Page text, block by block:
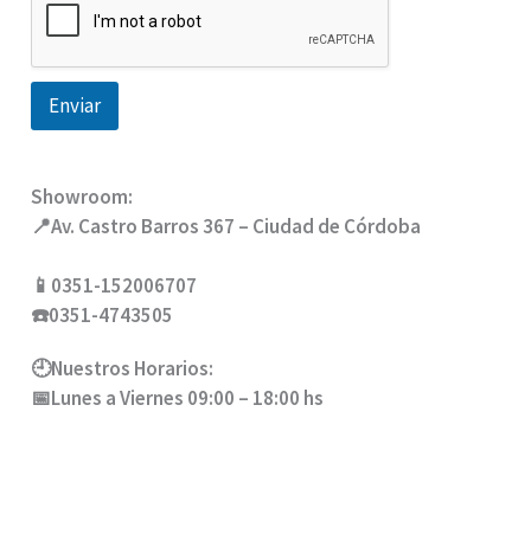
Enviar
Showroom:
📍Av. Castro Barros 367 – Ciudad de Córdoba
📱0351-152006707
☎️0351-4743505
🕘Nuestros Horarios:
📅Lunes a Viernes 09:00 – 18:00 hs